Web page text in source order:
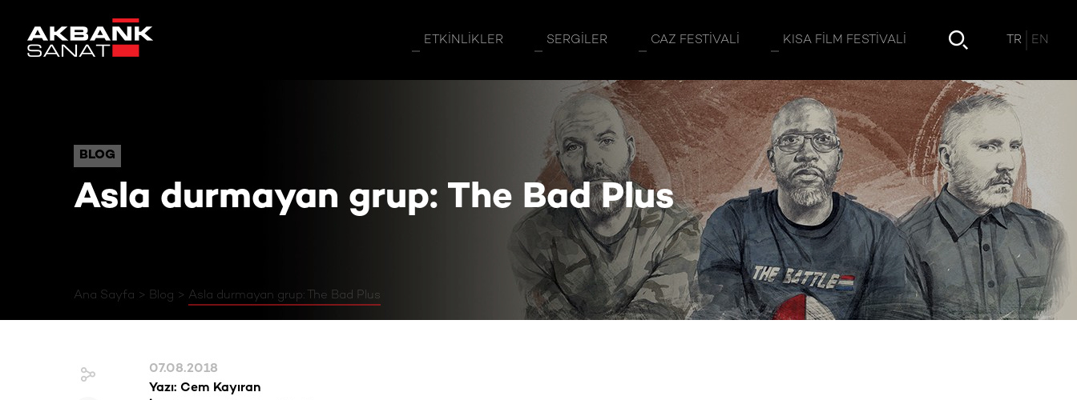
ETKINLIKLER SERGILER CAZ FESTIVALI KISA FILM FESTIVALI TR EN
BLOG
Asla durmayan grup: The Bad Plus
Ana Sayfa Blog Asla durmayan grup: The Bad Plus
BLOG Asla durmayan grup: The Bad Plus
07.08.2018
Yazı: Cem Kayıran